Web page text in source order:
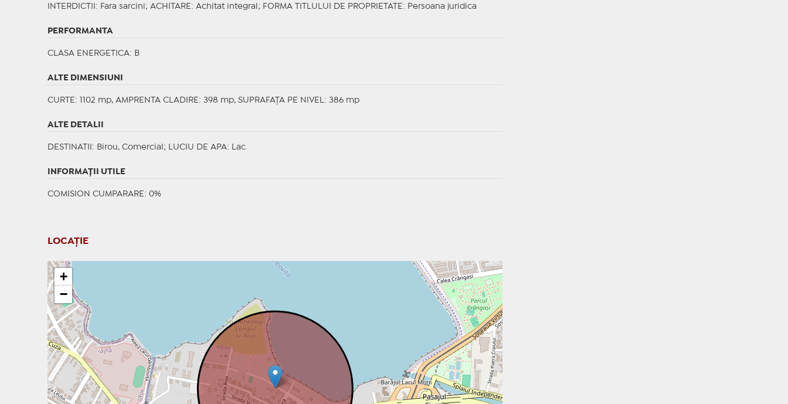
INTERDICTII : Fara sarcini; ACHITARE : Achitat integral; FORMA TITLULUI DE PROPRIETATE : Persoana juridica
PERFORMANTA
CLASA ENERGETICA: B
ALTE DIMENSIUNI
CURTE: 1102 mp, AMPRENTA CLADIRE: 398 mp, SUPRAFAȚA PE NIVEL: 386 mp
ALTE DETALII
DESTINATII : Birou, Comercial; LUCIU DE APA: Lac
INFORMAŢII UTILE
COMISION CUMPARARE: 0%
LOCAȚIE
+
−